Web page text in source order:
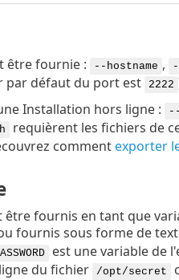
être fournie : --hostname ,
par défaut du port est
2222
Installation hors ligne :
requièrent les fichiers de
commentexporter
être fournis en tant que
fournis sous forme de
est une variable de
du fichier /opt/secret